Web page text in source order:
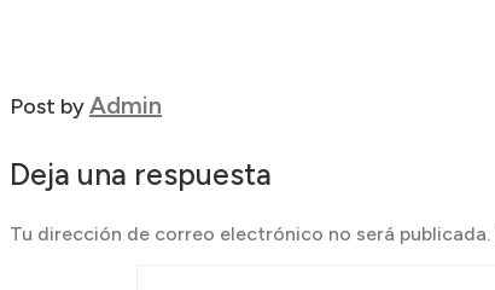
Post byAdmin
Deja una respuesta
Tu dirección de correo electrónico no será publicada.